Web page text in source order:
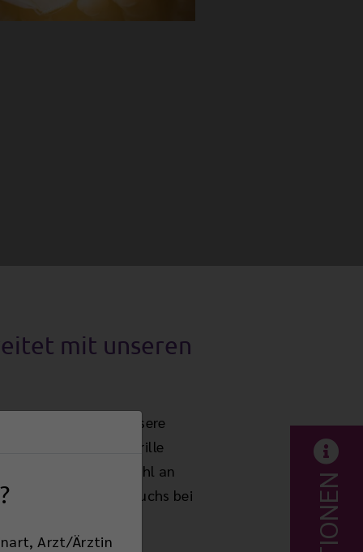
mit unseren
können Sie sich unsere
und Sehen ohne Brille
Sie eine Vielzahl an
im Vorfeld Ihres Besuchs bei
Arzt/Ärztin